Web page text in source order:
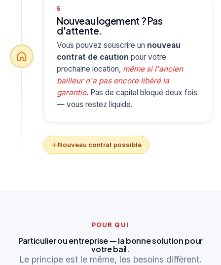
5
Nouveau logement ? Pas
d'attente.
Vous pouvez souscrire un nouveau
contrat de caution pour votre
prochaine location, même si l'ancien
bailleur n'a pas encore libéré la
garantie. Pas de capital bloqué deux fois
— vous restez liquide.
Nouveau contrat possible
POUR QUI
Particulier ou entreprise — la bonne solution pour
votre bail.
Le principe est le même, les besoins diffèrent.